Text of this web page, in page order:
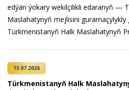
edýän ýokary wekilçilikli edaranyň —
Maslahatynyň mejlisini guramaçylykly
Türkmenistanyň Halk Maslahatynyň
15.07.2026
Türkmenistanyň Halk